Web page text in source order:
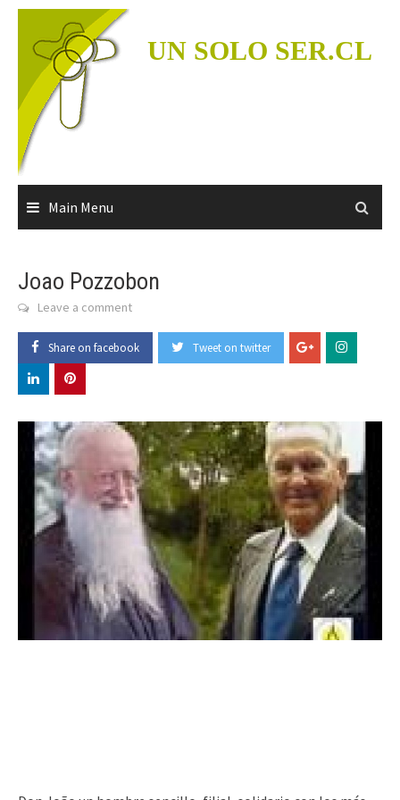
Skip
content
UN SOLO SER.CL
Main Menu
Joao Pozzobon
Leave a comment
Share on facebook Tweet on twitter